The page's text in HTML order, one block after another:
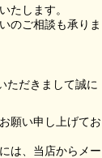
たします。
のご相談も承りま
ただきまして誠に
願い申し上げてお
は、当店からメー